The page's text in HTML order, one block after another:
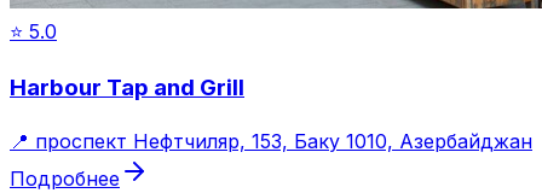
⭐ 5.0
Harbour Tap and Grill
📍 проспект Нефтчиляр, 153, Баку 1010, Азербайджан
Подробнее